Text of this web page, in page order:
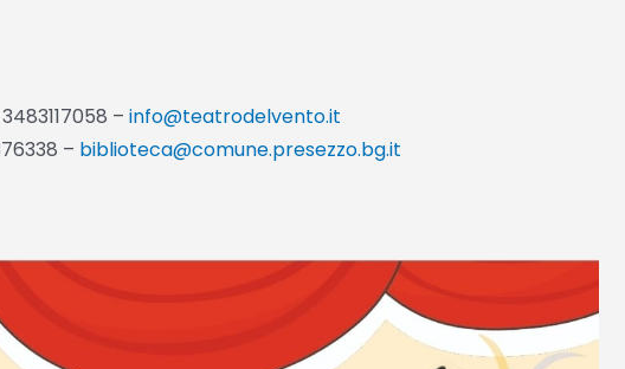
– info@teatrodelvento.it
– biblioteca@comune.presezzo.bg.it